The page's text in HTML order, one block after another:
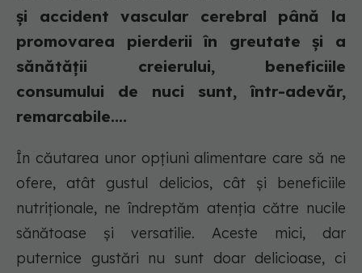
și accident vascular cerebral până la
promovarea pierderii în greutate și a
sănătății creierului, beneficiile
consumului de nuci sunt, într-adevăr,
remarcabile....
În căutarea unor opțiuni alimentare care să ne
ofere, atât gustul delicios, cât și beneficiile
nutriționale, ne îndreptăm atenția către nucile
sănătoase și versatilie. Aceste mici, dar
puternice gustări nu sunt doar delicioase, ci